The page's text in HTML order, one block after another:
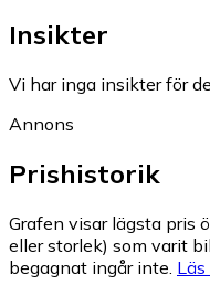
Insikter
Vi har inga insikter för
Annons
Prishistorik
Grafen visar lägsta pris
eller storlek) som varit
begagnat ingår inte.